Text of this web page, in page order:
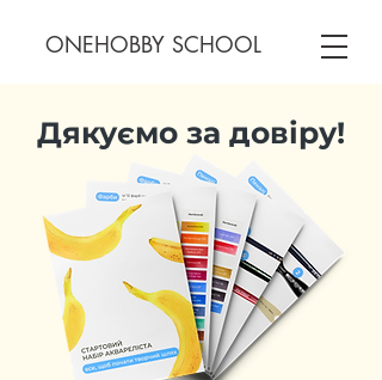
ONEHOBBY SCHOOL
Дякуємо за довіру!